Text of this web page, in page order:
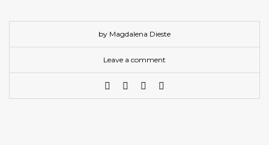
by Magdalena Dieste
Leave a comment